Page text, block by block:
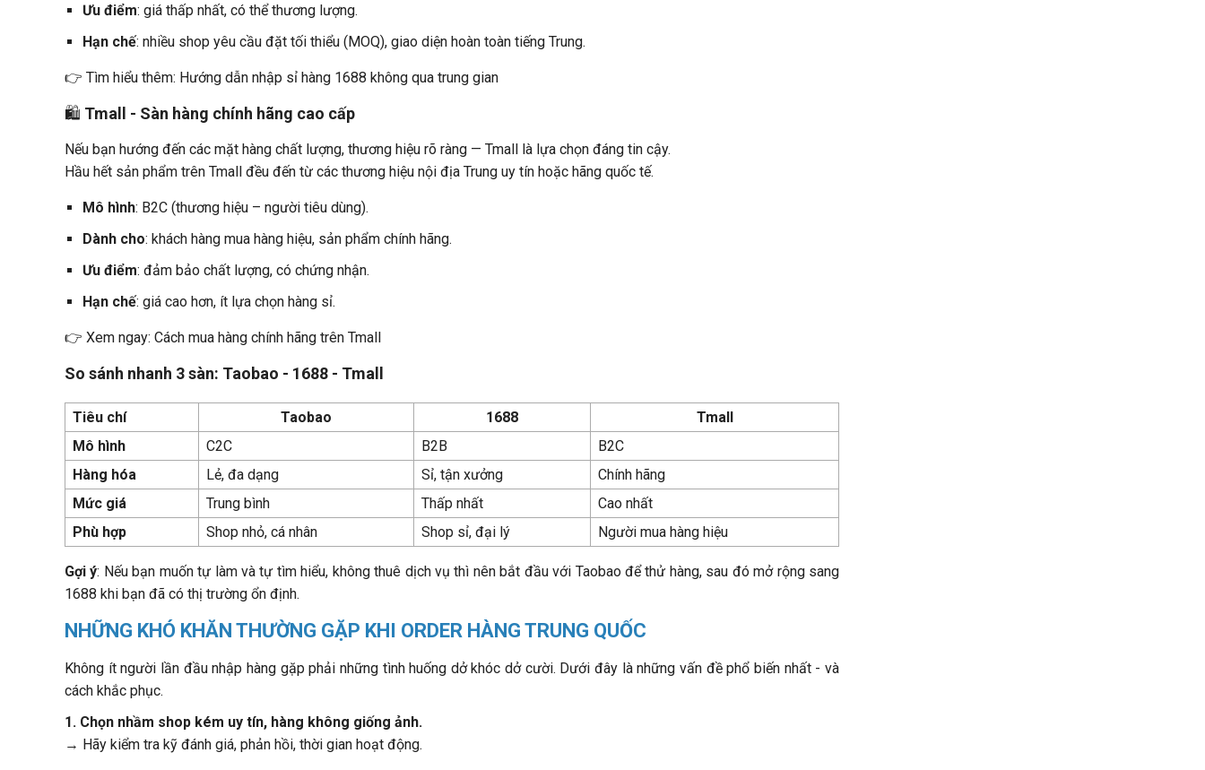
Ưu điểm: giá thấp nhất, có thể thương lượng.
Hạn chế: nhiều shop yêu cầu đặt tối thiểu (MOQ), giao diện hoàn toàn tiếng Trung.
👉 Tìm hiểu thêm: Hướng dẫn nhập sỉ hàng 1688 không qua trung gian
🛍️ Tmall - Sàn hàng chính hãng cao cấp
Nếu bạn hướng đến các mặt hàng chất lượng, thương hiệu rõ ràng — Tmall là lựa chọn đáng tin cậy.
Hầu hết sản phẩm trên Tmall đều đến từ các thương hiệu nội địa Trung uy tín hoặc hãng quốc tế.
Mô hình: B2C (thương hiệu – người tiêu dùng).
Dành cho: khách hàng mua hàng hiệu, sản phẩm chính hãng.
Ưu điểm: đảm bảo chất lượng, có chứng nhận.
Hạn chế: giá cao hơn, ít lựa chọn hàng sỉ.
👉 Xem ngay: Cách mua hàng chính hãng trên Tmall
So sánh nhanh 3 sàn: Taobao - 1688 - Tmall
Tiêu chí Taobao 1688
Tmall
Mô hình
C2C B2B
B2C
Hàng hóa
Lẻ, đa dạng Sỉ, tận xưởng
Chính hãng
Mức giá
Trung bình Thấp nhất
Cao nhất
Phù hợp
Shop nhỏ, cá nhân Shop sỉ, đại lý Người mua hàng hiệu
Gợi ý: Nếu bạn muốn tự làm và tự tìm hiểu, không thuê dịch vụ thì nên bắt đầu với Taobao để thử hàng, sau đó mở rộng sang
1688 khi bạn đã có thị trường ổn định.
NHỮNG KHÓ KHĂN THƯỜNG GẶP KHI ORDER HÀNG TRUNG QUỐC
Không ít người lần đầu nhập hàng gặp phải những tình huống dở khóc dở cười. Dưới đây là những vấn đề phổ biến nhất - và
cách khắc phục.
1. Chọn nhầm shop kém uy tín, hàng không giống ảnh.
→ Hãy kiểm tra kỹ đánh giá, phản hồi, thời gian hoạt động.